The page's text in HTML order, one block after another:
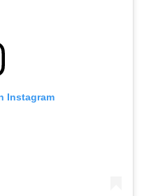
Instagram